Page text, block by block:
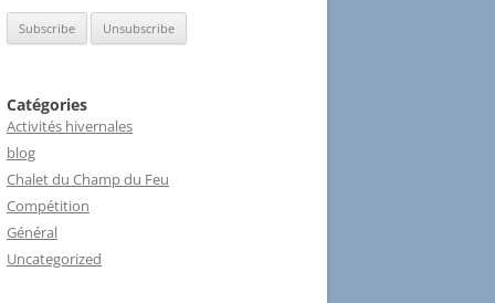
Catégories
Activités hivernales
blog
Chalet du Champ du Feu
Compétition
Général
Uncategorized